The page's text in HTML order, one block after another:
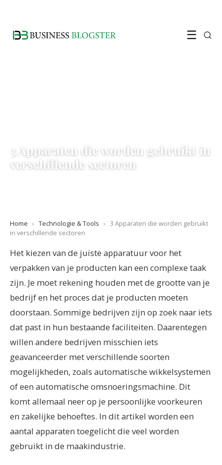
☰
3 Apparaten die worden gebruikt in
verschillende sectoren
Home › Technologie & Tools › 3 Apparaten die worden gebruikt
in verschillende sectoren
Het kiezen van de juiste apparatuur voor het
verpakken van je producten kan een complexe taak
zijn. Je moet rekening houden met de grootte van je
bedrijf en het proces dat je producten moeten
doorstaan. Sommige bedrijven zijn op zoek naar iets
dat past in hun bestaande faciliteiten. Daarentegen
willen andere bedrijven misschien iets
geavanceerder met verschillende soorten
mogelijkheden, zoals automatische wikkelsystemen
of een automatische omsnoeringsmachine. Dit
komt allemaal neer op je persoonlijke voorkeuren
en zakelijke behoeftes. In dit artikel worden een
aantal apparaten toegelicht die veel worden
gebruikt in de maakindustrie.